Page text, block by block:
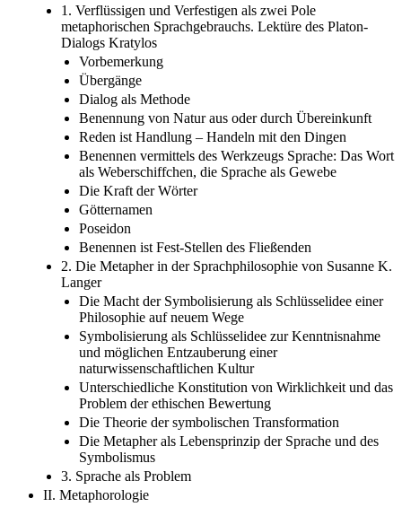
1. Verflüssigen und Verfestigen als zwei Pole
metaphorischen Sprachgebrauchs. Lektüre des Platon-
Dialogs Kratylos
Vorbemerkung
Übergänge
Dialog als Methode
Benennung von Natur aus oder durch Übereinkunft
Reden ist Handlung – Handeln mit den Dingen
Benennen vermittels des Werkzeugs Sprache: Das Wort
als Weberschiffchen, die Sprache als Gewebe
Die Kraft der Wörter
Götternamen
Poseidon
Benennen ist Fest-Stellen des Fließenden
2. Die Metapher in der Sprachphilosophie von Susanne K.
Langer
Die Macht der Symbolisierung als Schlüsselidee einer
Philosophie auf neuem Wege
Symbolisierung als Schlüsselidee zur Kenntnisnahme
und möglichen Entzauberung einer
naturwissenschaftlichen Kultur
Unterschiedliche Konstitution von Wirklichkeit und das
Problem der ethischen Bewertung
Die Theorie der symbolischen Transformation
Die Metapher als Lebensprinzip der Sprache und des
Symbolismus
3. Sprache als Problem
II. Metaphorologie